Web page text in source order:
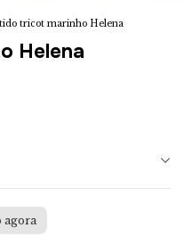
tricot marinho Helena
Helena
agora